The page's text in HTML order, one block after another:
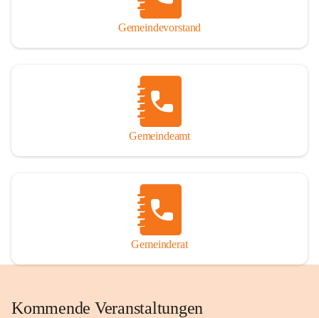
Gemeindevorstand
Gemeindeamt
Gemeinderat
Kommende Veranstaltungen